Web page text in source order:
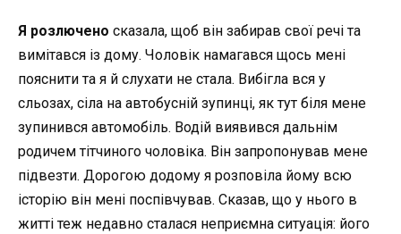
Я розлючено сказала, щоб він забирав свої речі та
вимітався із дому. Чоловік намагався щось мені
пояснити та я й слухати не стала. Вибігла вся у
сльозах, сіла на автобусній зупинці, як тут біля мене
зупинився автомобіль. Водій виявився дальнім
родичем тітчиного чоловіка. Він запропонував мене
підвезти. Дорогою додому я розповіла йому всю
історію він мені поспівчував. Сказав, що у нього в
житті теж недавно сталася неприємна ситуація: його